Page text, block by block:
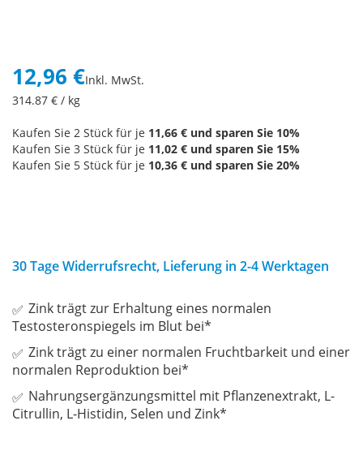
12,96 €Inkl. MwSt.
314.87 € / kg
Kaufen Sie 2 Stück für je 11,66 € und sparen Sie 10%
Kaufen Sie 3 Stück für je 11,02 € und sparen Sie 15%
Kaufen Sie 5 Stück für je 10,36 € und sparen Sie 20%
30 Tage Widerrufsrecht, Lieferung in 2-4 Werktagen
Zink trägt zur Erhaltung eines normalen
Testosteronspiegels im Blut bei*
Zink trägt zu einer normalen Fruchtbarkeit und einer
normalen Reproduktion bei*
Nahrungsergänzungsmittel mit Pflanzenextrakt, L-
Citrullin, L-Histidin, Selen und Zink*